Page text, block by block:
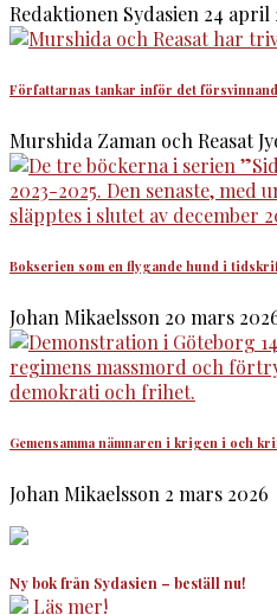
Redaktionen Sydasien 24 april
Författarnas tankar inför det
Murshida Zaman och Reasat
Bokserien som en flygande hund i
Johan Mikaelsson 20 mars
Gemensamma nämnaren i krigen i och
Johan Mikaelsson 2 mars 2026
Ny bok från Sydasien – beställ nu!
Läs mer!